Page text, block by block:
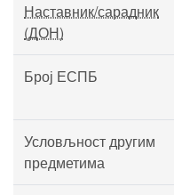
Наставник/сарадник
(ДОН)
Број ЕСПБ
Условљност другим
предметима